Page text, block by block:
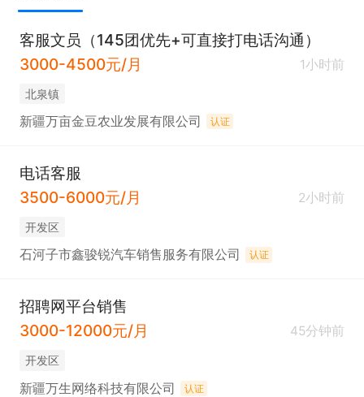
客服文员（145团优先+可直接打电话沟通）
3000-4500元/月
1小时前
北泉镇
新疆万亩金豆农业发展有限公司 认证
电话客服
3500-6000元/月
2小时前
开发区
石河子市鑫骏锐汽车销售服务有限公司 认证
招聘网平台销售
3000-12000元/月
45分钟前
开发区
新疆万生网络科技有限公司 认证